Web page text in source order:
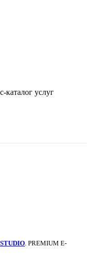
каталог услуг
. PREMIUM E-